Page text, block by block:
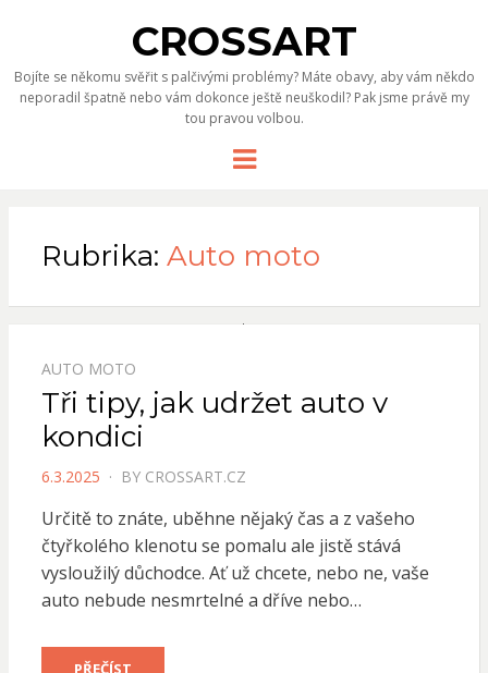
CROSSART
Bojíte se někomu svěřit s palčivými problémy? Máte obavy, aby vám někdo
neporadil špatně nebo vám dokonce ještě neuškodil? Pak jsme právě my
tou pravou volbou.
Menu
Rubrika: Auto moto
AUTO MOTO
Tři tipy, jak udržet auto v
kondici
POSTED
6.3.2025 BY CROSSART.CZ
Určitě to znáte, uběhne nějaký čas a z vašeho
čtyřkolého klenotu se pomalu ale jistě stává
vysloužilý důchodce. Ať už chcete, nebo ne, vaše
auto nebude nesmrtelné a dříve nebo…
PŘEČÍST